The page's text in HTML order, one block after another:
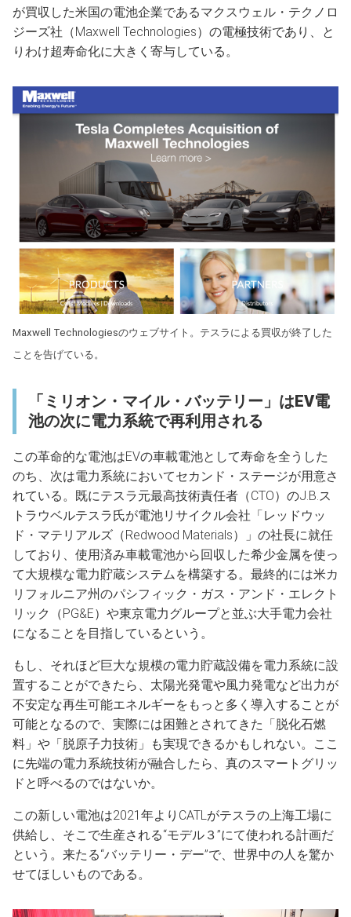
が買収した米国の電池企業であるマクスウェル・テクノロ
ジーズ社（Maxwell Technologies）の電極技術であり、と
りわけ超寿命化に大きく寄与している。
Maxwell Technologiesのウェブサイト。テスラによる買収が終了した
ことを告げている。
「ミリオン・マイル・バッテリー」はEV電
池の次に電力系統で再利用される
この革命的な電池はEVの車載電池として寿命を全うした
のち、次は電力系統においてセカンド・ステージが用意さ
れている。既にテスラ元最高技術責任者（CTO）のJ.B.ス
トラウベルテスラ氏が電池リサイクル会社「レッドウッ
ド・マテリアルズ（Redwood Materials）」の社長に就任
しており、使用済み車載電池から回収した希少金属を使っ
て大規模な電力貯蔵システムを構築する。最終的には米カ
リフォルニア州のパシフィック・ガス・アンド・エレクト
リック（PG&E）や東京電力グループと並ぶ大手電力会社
になることを目指しているという。
もし、それほど巨大な規模の電力貯蔵設備を電力系統に設
置することができたら、太陽光発電や風力発電など出力が
不安定な再生可能エネルギーをもっと多く導入することが
可能となるので、実際には困難とされてきた「脱化石燃
料」や「脱原子力技術」も実現できるかもしれない。ここ
に先端の電力系統技術が融合したら、真のスマートグリッ
ドと呼べるのではないか。
この新しい電池は2021年よりCATLがテスラの上海工場に
供給し、そこで生産される“モデル３”にて使われる計画だ
という。来たる“バッテリー・デー”で、世界中の人を驚か
せてほしいものである。